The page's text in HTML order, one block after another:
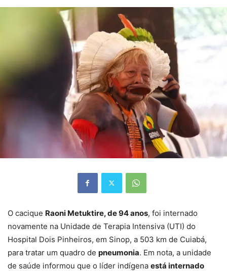
O cacique Raoni Metuktire, de 94 anos, foi internado
novamente na Unidade de Terapia Intensiva (UTI) do
Hospital Dois Pinheiros, em Sinop, a 503 km de Cuiabá,
para tratar um quadro de pneumonia. Em nota, a unidade
de saúde informou que o líder indígena está internado